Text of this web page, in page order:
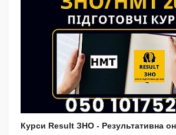
Курси Result ЗНО - Результативна